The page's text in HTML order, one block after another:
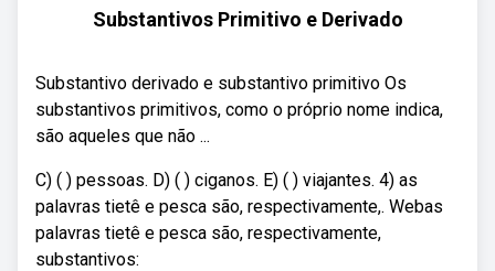
Substantivos Primitivo e Derivado
Substantivo derivado e substantivo primitivo Os
substantivos primitivos, como o próprio nome indica,
são aqueles que não ...
C) ( ) pessoas. D) ( ) ciganos. E) ( ) viajantes. 4) as
palavras tietê e pesca são, respectivamente,. Webas
palavras tietê e pesca são, respectivamente,
substantivos: